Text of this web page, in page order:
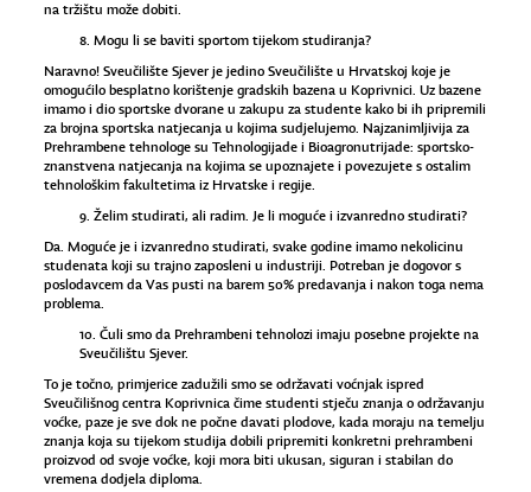
na tržištu može dobiti.
8. Mogu li se baviti sportom tijekom studiranja?
Naravno! Sveučilište Sjever je jedino Sveučilište u Hrvatskoj koje je
omogućilo besplatno korištenje gradskih bazena u Koprivnici. Uz bazene
imamo i dio sportske dvorane u zakupu za studente kako bi ih pripremili
za brojna sportska natjecanja u kojima sudjelujemo. Najzanimljivija za
Prehrambene tehnologe su Tehnologijade i Bioagronutrijade: sportsko-
znanstvena natjecanja na kojima se upoznajete i povezujete s ostalim
tehnološkim fakultetima iz Hrvatske i regije.
9. Želim studirati, ali radim. Je li moguće i izvanredno studirati?
Da. Moguće je i izvanredno studirati, svake godine imamo nekolicinu
studenata koji su trajno zaposleni u industriji. Potreban je dogovor s
poslodavcem da Vas pusti na barem 50% predavanja i nakon toga nema
problema.
10. Čuli smo da Prehrambeni tehnolozi imaju posebne projekte na
Sveučilištu Sjever.
To je točno, primjerice zadužili smo se održavati voćnjak ispred
Sveučilišnog centra Koprivnica čime studenti stječu znanja o održavanju
voćke, paze je sve dok ne počne davati plodove, kada moraju na temelju
znanja koja su tijekom studija dobili pripremiti konkretni prehrambeni
proizvod od svoje voćke, koji mora biti ukusan, siguran i stabilan do
vremena dodjela diploma.